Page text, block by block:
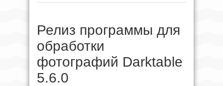
Релиз программы для
обработки
фотографий Darktable
5.6.0